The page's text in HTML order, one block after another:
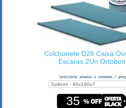
Colchonete D28 Caixa
Escaras 2Un
35